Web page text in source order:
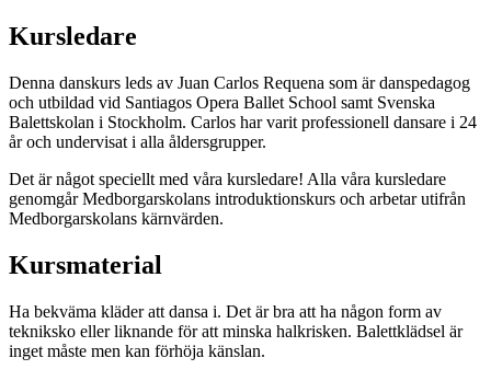
Kursledare
Denna danskurs leds av Juan Carlos Requena som är danspedagog
och utbildad vid Santiagos Opera Ballet School samt Svenska
Balettskolan i Stockholm. Carlos har varit professionell dansare i 24
år och undervisat i alla åldersgrupper.
Det är något speciellt med våra kursledare! Alla våra kursledare
genomgår Medborgarskolans introduktionskurs och arbetar utifrån
Medborgarskolans kärnvärden.
Kursmaterial
Ha bekväma kläder att dansa i. Det är bra att ha någon form av
tekniksko eller liknande för att minska halkrisken. Balettklädsel är
inget måste men kan förhöja känslan.